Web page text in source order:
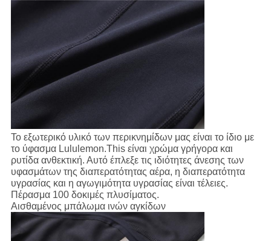
Το εξωτερικό υλικό των περικνημίδων μας είναι το ίδιο με
το ύφασμα Lululemon.This είναι χρώμα γρήγορα και
ρυτίδα ανθεκτική. Αυτό έπλεξε τις ιδιότητες άνεσης των
υφασμάτων της διαπερατότητας αέρα, η διαπερατότητα
υγρασίας και η αγωγιμότητα υγρασίας είναι τέλειες.
Πέρασμα 100 δοκιμές πλυσίματος.
Αισθαμένος μπάλωμα ινών αγκίδων